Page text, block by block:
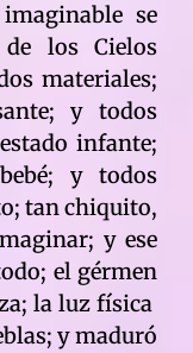
se
los Cielos
materiales;
y todos
infante;
y todos
tan chiquito,
y ese
el gérmen
la luz física
y maduró